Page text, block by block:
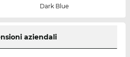
Dark Blue
aziendali